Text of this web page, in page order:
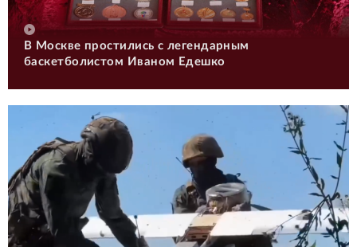
В Москве простились с легендарным
баскетболистом Иваном Едешко